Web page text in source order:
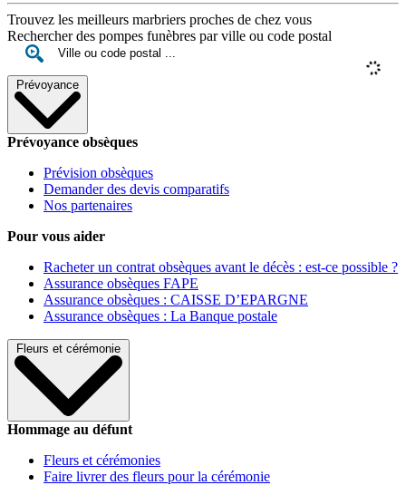
Trouvez les meilleurs marbriers proches de chez vous
Rechercher des pompes funèbres par ville ou code postal
Prévoyance
Prévoyance obsèques
Prévision obsèques
Demander des devis comparatifs
Nos partenaires
Pour vous aider
Racheter un contrat obsèques avant le décès : est-ce possible ?
Assurance obsèques FAPE
Assurance obsèques : CAISSE D’EPARGNE
Assurance obsèques : La Banque postale
Fleurs et cérémonie
Hommage au défunt
Fleurs et cérémonies
Faire livrer des fleurs pour la cérémonie